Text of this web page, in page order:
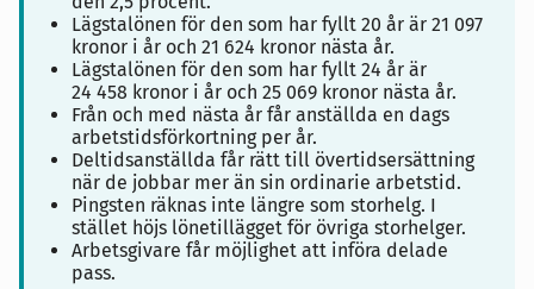
Lägstalönen för den som har fyllt 20 år är 21 097
kronor i år och 21 624 kronor nästa år.
Lägstalönen för den som har fyllt 24 år är
24 458 kronor i år och 25 069 kronor nästa år.
Från och med nästa år får anställda en dags
arbetstidsförkortning per år.
Deltidsanställda får rätt till övertidsersättning
när de jobbar mer än sin ordinarie arbetstid.
Pingsten räknas inte längre som storhelg. I
stället höjs lönetillägget för övriga storhelger.
Arbetsgivare får möjlighet att införa delade
pass.